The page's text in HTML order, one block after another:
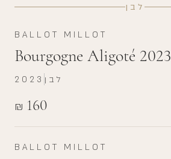
לבן
BALLOT MILLOT
Bourgogne Aligoté 2023
₪ 160
2023 לבן
BALLOT MILLOT